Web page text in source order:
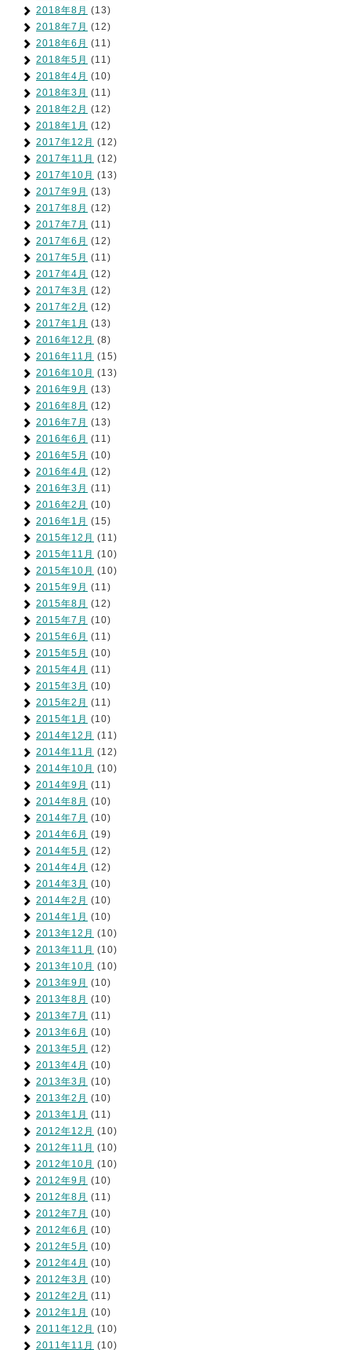
2018年8月 (13)
2018年7月 (12)
2018年6月 (11)
2018年5月 (11)
2018年4月 (10)
2018年3月 (11)
2018年2月 (12)
2018年1月 (12)
2017年12月 (12)
2017年11月 (12)
2017年10月 (13)
2017年9月 (13)
2017年8月 (12)
2017年7月 (11)
2017年6月 (12)
2017年5月 (11)
2017年4月 (12)
2017年3月 (12)
2017年2月 (12)
2017年1月 (13)
2016年12月 (8)
2016年11月 (15)
2016年10月 (13)
2016年9月 (13)
2016年8月 (12)
2016年7月 (13)
2016年6月 (11)
2016年5月 (10)
2016年4月 (12)
2016年3月 (11)
2016年2月 (10)
2016年1月 (15)
2015年12月 (11)
2015年11月 (10)
2015年10月 (10)
2015年9月 (11)
2015年8月 (12)
2015年7月 (10)
2015年6月 (11)
2015年5月 (10)
2015年4月 (11)
2015年3月 (10)
2015年2月 (11)
2015年1月 (10)
2014年12月 (11)
2014年11月 (12)
2014年10月 (10)
2014年9月 (11)
2014年8月 (10)
2014年7月 (10)
2014年6月 (19)
2014年5月 (12)
2014年4月 (12)
2014年3月 (10)
2014年2月 (10)
2014年1月 (10)
2013年12月 (10)
2013年11月 (10)
2013年10月 (10)
2013年9月 (10)
2013年8月 (10)
2013年7月 (11)
2013年6月 (10)
2013年5月 (12)
2013年4月 (10)
2013年3月 (10)
2013年2月 (10)
2013年1月 (11)
2012年12月 (10)
2012年11月 (10)
2012年10月 (10)
2012年9月 (10)
2012年8月 (11)
2012年7月 (10)
2012年6月 (10)
2012年5月 (10)
2012年4月 (10)
2012年3月 (10)
2012年2月 (11)
2012年1月 (10)
2011年12月 (10)
2011年11月 (10)